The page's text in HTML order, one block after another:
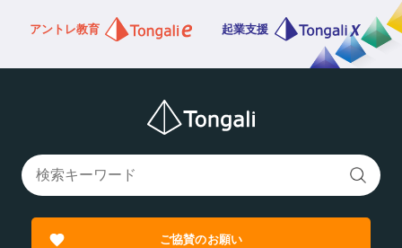
アントレ教育 起業支援
ご協賛のお願い